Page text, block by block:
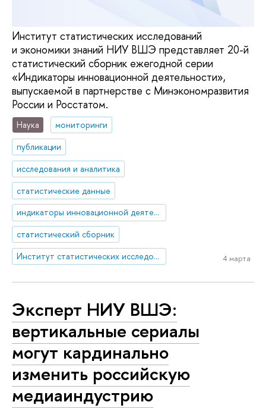
Институт статистических исследований
и экономики знаний НИУ ВШЭ представляет 20-й
статистический сборник ежегодной серии
«Индикаторы инновационной деятельности»,
выпускаемой в партнерстве с Минэкономразвития
России и Росстатом.
Наука
мониторинги
публикации
исследования и аналитика
статистические данные
индикаторы инновационной деятельности
статистический сборник
Институт статистических исследований и экономики знаний
4 марта
Эксперт НИУ ВШЭ:
вертикальные сериалы
могут кардинально
изменить российскую
медиаиндустрию